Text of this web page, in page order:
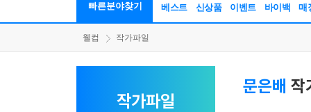
빠른분야찾기 베스트 신상품 이벤트 바이백 매
웰컴 작가파일
작가파일
문은배 작